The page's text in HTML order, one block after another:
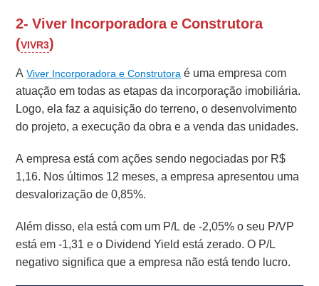
2- Viver Incorporadora e Construtora
(VIVR3)
AViver Incorporadora e Construtora é uma empresa com
atuação em todas as etapas da incorporação imobiliária.
Logo, ela faz a aquisição do terreno, o desenvolvimento
do projeto, a execução da obra e a venda das unidades.
A empresa está com ações sendo negociadas por R$
1,16. Nos últimos 12 meses, a empresa apresentou uma
desvalorização de 0,85%.
Além disso, ela está com um P/L de -2,05% o seu P/VP
está em -1,31 e o Dividend Yield está zerado. O P/L
negativo significa que a empresa não está tendo lucro.